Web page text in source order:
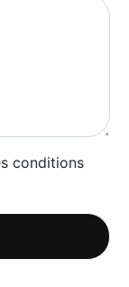
conditions